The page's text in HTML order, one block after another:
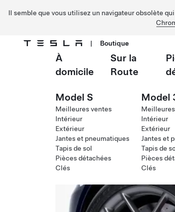
Il semble que vous utilisez un navigateur obsolète
Passer au contenu principal
| Boutique
À
domicile
Sur la
Route
Model S
Meilleures ventes
Intérieur
Extérieur
Jantes et pneumatiques
Tapis de sol
Pièces détachées
Clés
Model
Intérieur
Extérieur
Jantes et
Tapis de
Pièces
Clés